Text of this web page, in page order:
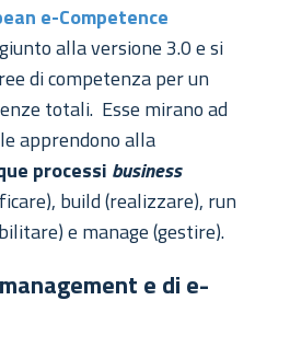
e-Competence
giunto alla versione 3.0 e si
di competenza per un
totali. Esse mirano ad
apprendono alla
processi business
build (realizzare), run
e manage (gestire).
e di e-